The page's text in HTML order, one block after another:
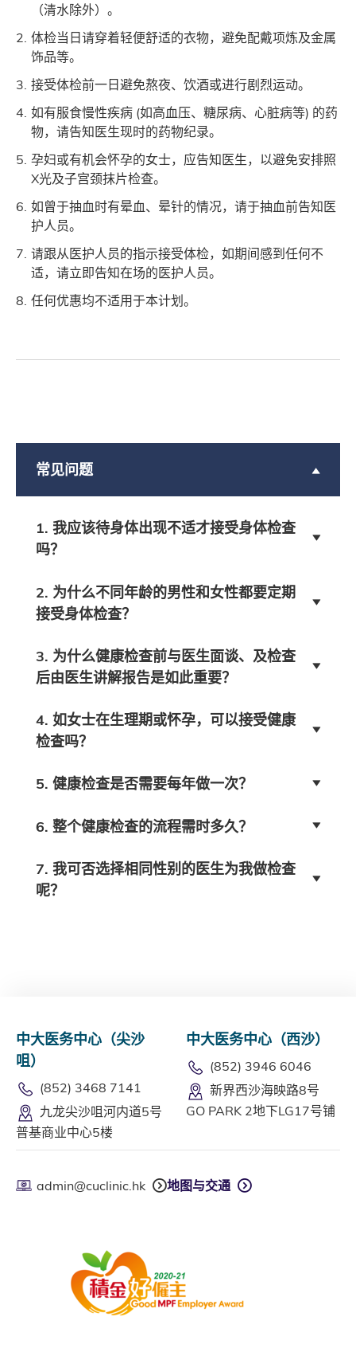
（清水除外）。
体检当日请穿着轻便舒适的衣物，避免配戴项炼及金属
饰品等。
接受体检前一日避免熬夜、饮酒或进行剧烈运动。
如有服食慢性疾病 (如高血压、糖尿病、心脏病等) 的药
物，请告知医生现时的药物纪录。
孕妇或有机会怀孕的女士，应告知医生，以避免安排照
X光及子宫颈抹片检查。
如曾于抽血时有晕血、晕针的情况，请于抽血前告知医
护人员。
请跟从医护人员的指示接受体检，如期间感到任何不
适，请立即告知在场的医护人员。
任何优惠均不适用于本计划。
常见问题
1. 我应该待身体出现不适才接受身体检查
吗？
2. 为什么不同年龄的男性和女性都要定期
接受身体检查？
3. 为什么健康检查前与医生面谈、及检查
后由医生讲解报告是如此重要？
4. 如女士在生理期或怀孕，可以接受健康
检查吗？
5. 健康检查是否需要每年做一次？
6. 整个健康检查的流程需时多久？
7. 我可否选择相同性别的医生为我做检查
呢？
中大医务中心（尖沙
咀）
(852) 3468 7141
九龙尖沙咀河内道5号
普基商业中心5楼
中大医务中心（西沙）
(852) 3946 6046
新界西沙海映路8号
GO PARK 2地下LG17号铺
admin@cuclinic.hk 地图与交通